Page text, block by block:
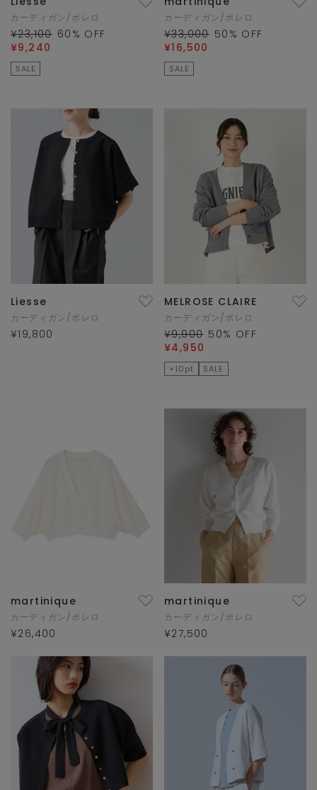
カーディガン/ボレロ
¥23,100 60 % OFF
¥9,240
SALE
カーディガン/ボレロ
¥33,000 50 % OFF
¥16,500
SALE
Liesse
カーディガン/ボレロ
¥19,800
MELROSE CLAIRE
カーディガン/ボレロ
¥9,900 50% OFF
¥4,950
×10pt SALE
martinique
カーディガン/ボレロ
¥26,400
martinique
カーディガン/ボレロ
¥27,500